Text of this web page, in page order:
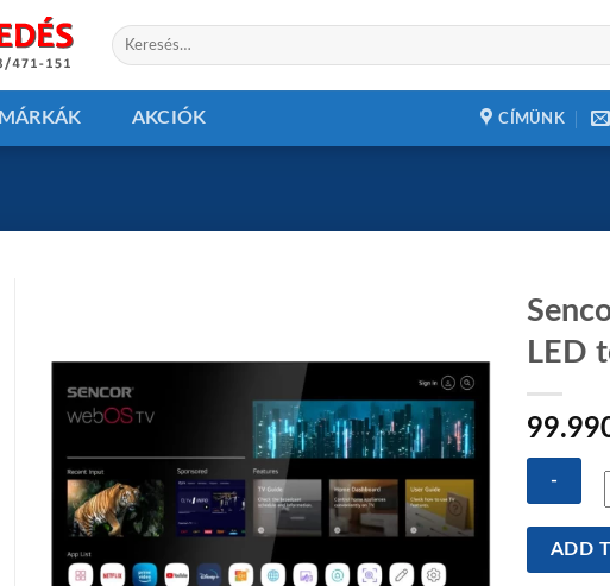
Keresés
a
MÁRKÁK AKCIÓK CÍMÜNK
Add to
wishlist
LED
Sencor
SLE
ADD